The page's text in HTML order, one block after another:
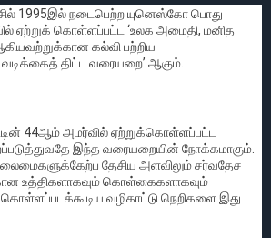
1995இல் நடைபெற்ற யுனெஸ்கோ பொது
ஏற்றுக் கொள்ளப்பட்ட ‘உலக அமைதி, மனித
கல்வி பற்றிய
திட்ட வரையறை’ ஆகும்.
44ஆம் அமர்வில் ஏற்றுக்கொள்ளப்பட்ட
இந்த வரையறையின் நோக்கமாகும்.
தேசிய அளவிலும் சர்வதேச
உத்திகளாகவும் கொள்கைகளாகவும்
வழிகாட்டு நெறிகளை இது